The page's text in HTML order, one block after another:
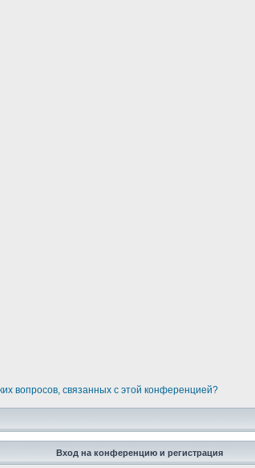
вопросов, связанных с этой конференцией?
Вход на конференцию и регистрация